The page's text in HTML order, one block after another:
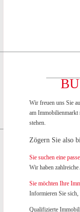
Wir freuen uns Sie
am
stehen.
Zögern Sie also
Sie suchen eine
Wir haben
Sie möchten Ihre
Informieren Sie sich,
Qualifizierte